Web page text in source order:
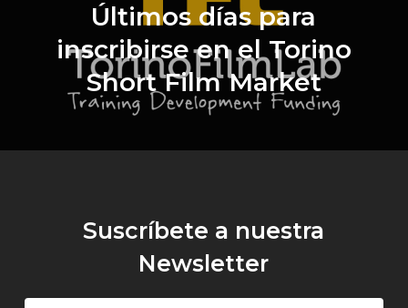
Últimos días para
inscribirse en el Torino
Short Film Market
Suscríbete a nuestra
Newsletter